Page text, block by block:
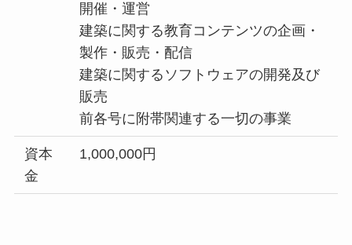
開催・運営
建築に関する教育コンテンツの企画・
製作・販売・配信
建築に関するソフトウェアの開発及び
販売
前各号に附帯関連する一切の事業
資本
金
1,000,000円